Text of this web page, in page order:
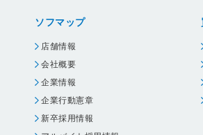
ソフマップ
店舗情報
会社概要
企業情報
企業行動憲章
新卒採用情報